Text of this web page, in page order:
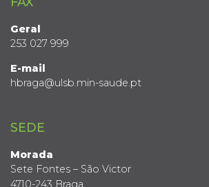
Geral
253 027 999
E-mail
hbraga@ulsb.min-saude.pt
SEDE
Morada
Sete Fontes – São Victor
4710-243 Braga